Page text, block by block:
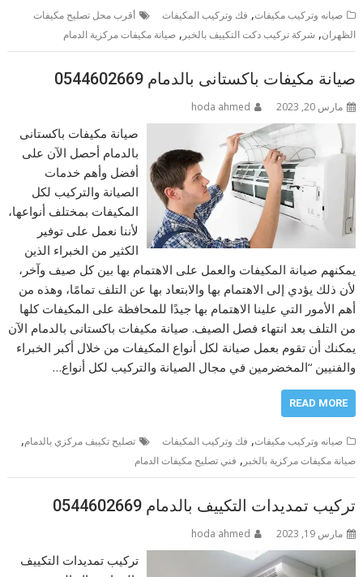
صيانه وتركيب مكيفات, فك وتركيب المكيفات
أقرب محل تصليح مكيفات
الظهران, شركة تركيب دكت التكييف بالخبر ,صيانة مكيفات مركزية الدمام
صيانة مكيفات باكستانى بالدمام 0544602669
مارس 20, 2023 hoda ahmed
صيانة مكيفات باكستانى
بالدمام أحصل الآن على
أفضل وأهم خدمات
الصيانة والتركيب لكل
المكيفات بمختلف أنواعها،
لأننا نعمل على توفير
الكثير من الخبراء الذين
يمكنهم صيانة المكيفات والعمل على الاهتمام بها بين كل صيف وآخر،
لأن ذلك يؤدي إلى الاهتمام بها والابتعاد بها عن التلف تمامًا، وهذه من
أهم الأمور التي علينا الاهتمام بها جيدًا للمحافظة على المكيفات كلها
من التلف بعد انتهاء فصل الصيف. صيانة مكيفات باكستانى بالدمام الآن
يمكنك أن تقوم بعمل صيانة لكل أنواع المكيفات من خلال أكبر الخبراء
والفنيين “المخضرمين في مجال الصيانة والتركيب لكل أنواع…
READ MORE
صيانه وتركيب مكيفات, فك وتركيب المكيفات تصليح تكييف مركزي بالدمام,
صيانة مكيفات مركزية بالخبر , فني تصليح مكيفات الدمام
تركيب تمديدات التكييف بالدمام 0544602669
مارس 19, 2023 hoda ahmed
تركيب تمديدات التكييف